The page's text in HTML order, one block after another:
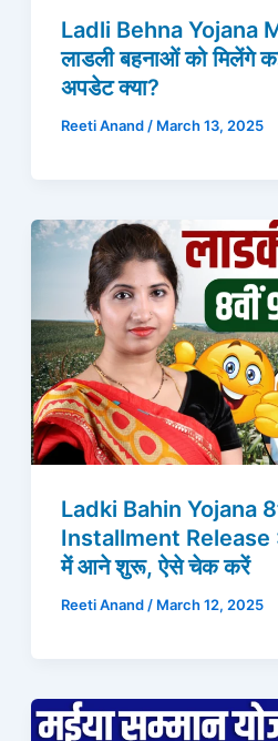
Ladli Behna Yojana
लाडली बहनाओं को मिलेंगे
अपडेट क्या?
Reeti Anand / March 13, 2025
Ladki Bahin Yojana
Installment Release
में आने शुरू, ऐसे चेक करें
Reeti Anand / March 12, 2025